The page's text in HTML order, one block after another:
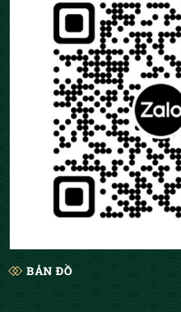
mắt và nụ cười của Bác
vậy, bức tranh đồng
được đánh giá cao về
Mỗi bức tranh đều
HTgold chăm chút tỉ mỉ
sản phẩm và mang
phù hợp với mọi không
chúng tôi còn nhận chế
yêu cầu, đáp những
nhau cho khách hàng. Do
nhanh nhất.
BẢN ĐỒ